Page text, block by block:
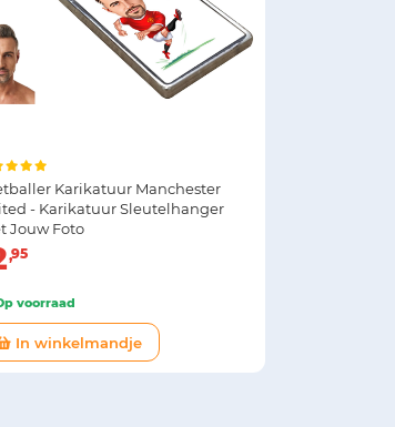
Karikatuur Manchester
- Karikatuur Sleutelhanger
Jouw Foto
95
voorraad
In winkelmandje